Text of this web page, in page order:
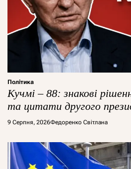
Політика
Кучмі – 88: знакові
та цитати другого
9 Серпня, 2026Федоренко Світлана